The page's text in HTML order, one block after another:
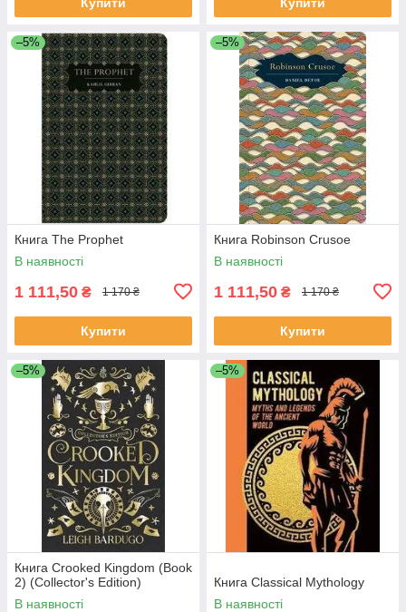
–5%
Книга The Prophet
В наявності
1 111,50 ₴ 1 170 ₴
Купити
–5%
Книга Robinson Crusoe
В наявності
1 111,50 ₴ 1 170 ₴
Купити
–5%
Книга Crooked Kingdom (Book
2) (Collector's Edition)
В наявності
–5%
Книга Classical Mythology
В наявності